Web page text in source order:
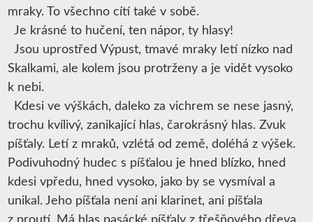
mraky. To všechno cítí také v sobě.
Je krásné to hučení, ten nápor, ty hlasy!
Jsou uprostřed Výpust, tmavé mraky letí nízko nad
Skalkami, ale kolem jsou protrženy a je vidět vysoko
k nebi.
Kdesi ve výškách, daleko za vichrem se nese jasný,
trochu kvílivý, zanikající hlas, čarokrásný hlas. Zvuk
píšťaly. Letí z mraků, vzlétá od země, doléhá z výšek.
Podivuhodný hudec s píšťalou je hned blízko, hned
kdesi vpředu, hned vysoko, jako by se vysmíval a
unikal. Jeho píšťala není ani klarinet, ani píšťala